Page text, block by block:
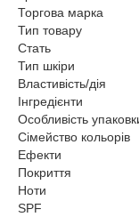
Торгова марка
Тип товару
Стать
Тип шкіри
Властивість/дія
Інгредієнти
Особливість
Сімейство кольорів
Ефекти
Покриття
Ноти
SPF